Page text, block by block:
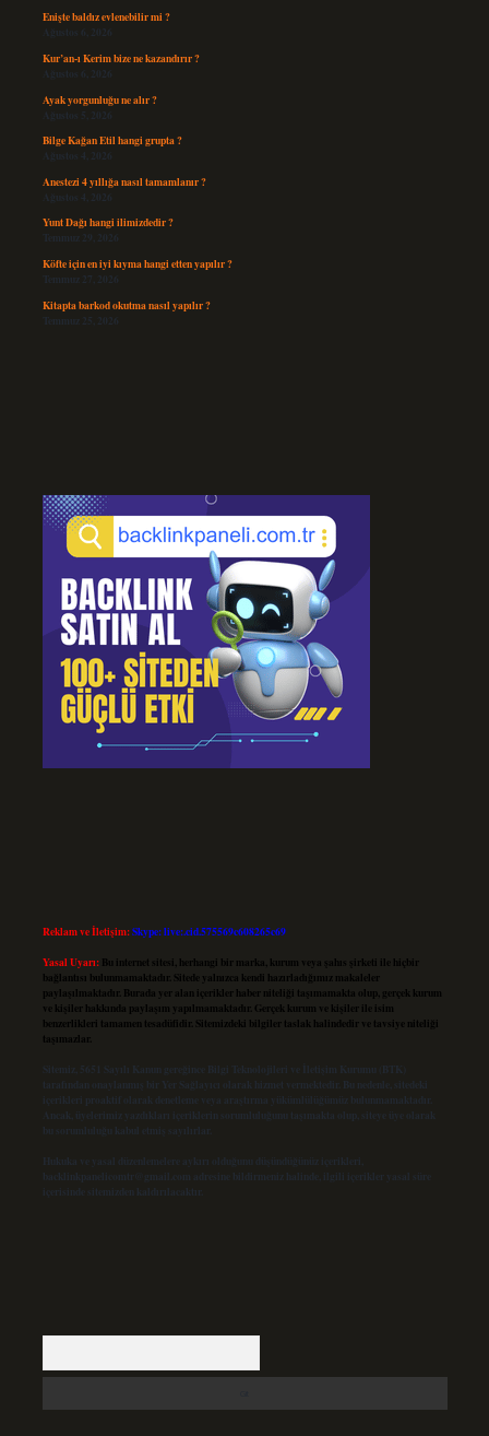
Enişte baldız evlenebilir mi ?
Ağustos 6, 2026
Kur’an-ı Kerim bize ne kazandırır ?
Ağustos 6, 2026
Ayak yorgunluğu ne alır ?
Ağustos 5, 2026
Bilge Kağan Etil hangi grupta ?
Ağustos 4, 2026
Anestezi 4 yıllığa nasıl tamamlanır ?
Ağustos 4, 2026
Yunt Dağı hangi ilimizdedir ?
Temmuz 29, 2026
Köfte için en iyi kıyma hangi etten yapılır ?
Temmuz 27, 2026
Kitapta barkod okutma nasıl yapılır ?
Temmuz 25, 2026
Reklam ve İletişim:Skype: live:.cid.575569c608265c69
Yasal Uyarı: Bu internet sitesi, herhangi bir marka, kurum veya şahıs şirketi ile hiçbir
bağlantısı bulunmamaktadır. Sitede yalnızca kendi hazırladığımız makaleler
paylaşılmaktadır. Burada yer alan içerikler haber niteliği taşımamakta olup, gerçek kurum
ve kişiler hakkında paylaşım yapılmamaktadır. Gerçek kurum ve kişiler ile isim
benzerlikleri tamamen tesadüfidir. Sitemizdeki bilgiler taslak halindedir ve tavsiye niteliği
taşımazlar.
Sitemiz, 5651 Sayılı Kanun gereğince Bilgi Teknolojileri ve İletişim Kurumu (BTK)
tarafından onaylanmış bir Yer Sağlayıcı olarak hizmet vermektedir. Bu nedenle, sitedeki
içerikleri proaktif olarak denetleme veya araştırma yükümlülüğümüz bulunmamaktadır.
Ancak, üyelerimiz yazdıkları içeriklerin sorumluluğunu taşımakta olup, siteye üye olarak
bu sorumluluğu kabul etmiş sayılırlar.
Hukuka ve yasal düzenlemelere aykırı olduğunu düşündüğünüz içerikleri,
backlinkpanelicomtr@gmail.com adresine bildirmeniz halinde, ilgili içerikler yasal süre
içerisinde sitemizden kaldırılacaktır.